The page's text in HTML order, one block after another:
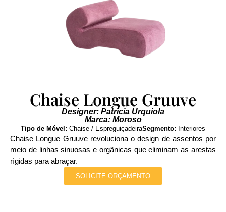
Chaise Longue Gruuve
Designer: Patricia Urquiola
Marca: Moroso
Tipo de Móvel: Chaise / EspreguiçadeiraSegmento: Interiores
Chaise Longue Gruuve revoluciona o design de assentos por
meio de linhas sinuosas e orgânicas que eliminam as arestas
rígidas para abraçar.
SOLICITE ORÇAMENTO